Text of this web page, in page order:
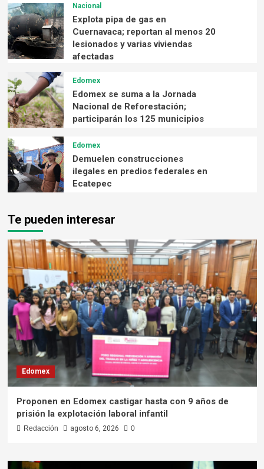
Nacional
Explota pipa de gas en
Cuernavaca; reportan al menos 20
lesionados y varias viviendas
afectadas
Edomex
Edomex se suma a la Jornada
Nacional de Reforestación;
participarán los 125 municipios
Edomex
Demuelen construcciones
ilegales en predios federales en
Ecatepec
Te pueden interesar
Edomex
Proponen en Edomex castigar hasta con 9 años de
prisión la explotación laboral infantil
Redacción agosto 6, 2026 0